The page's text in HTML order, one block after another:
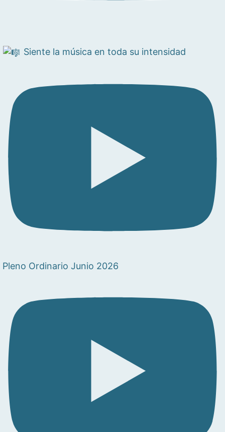
Siente la música en toda su intensidad
Pleno Ordinario Junio 2026